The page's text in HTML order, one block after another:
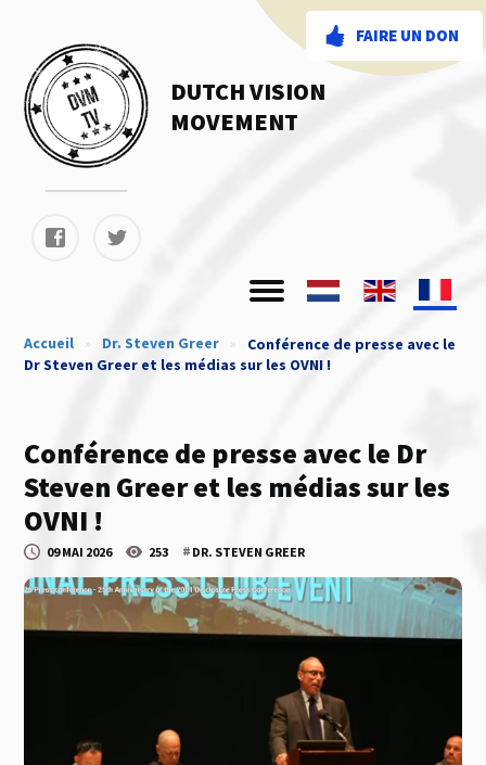
FAIRE UN DON
DUTCH VISION
MOVEMENT
Accueil » Dr. Steven Greer »
Conférence de presse avec le
Dr Steven Greer et les médias sur les OVNI !
Conférence de presse avec le Dr
Steven Greer et les médias sur les
OVNI !
09 MAI 2026 253 # DR. STEVEN GREER